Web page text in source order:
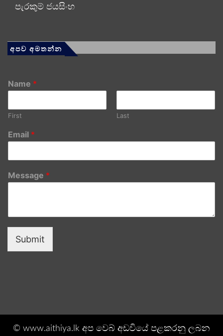
පැරකුම් ජයසිංහ
අපව අමතන්න
Name *
First Last
Email *
Message *
Submit
© www.aithiya.lk අප වෙබ් අඩවියේ පළකරනු ලබන